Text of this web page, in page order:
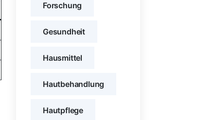
Forschung
Gesundheit
Hausmittel
Hautbehandlung
Hautpflege